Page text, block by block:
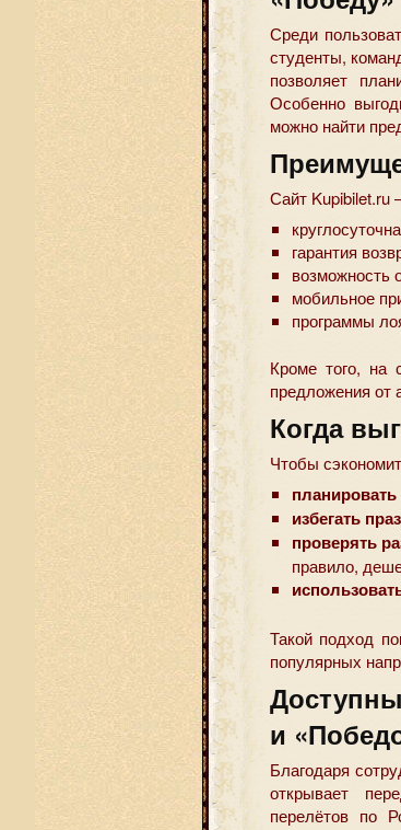
Среди
студенты,
позволяет
Особенно
можно найти
Сайт Kupibilet.ru
гарантия
возможность
мобильное
программы
Кроме того, на
предложения от
Когда
Чтобы
планировать
избегать
проверять
правило,
Такой подход
популярных
и
Благодаря
открывает
перелётов по